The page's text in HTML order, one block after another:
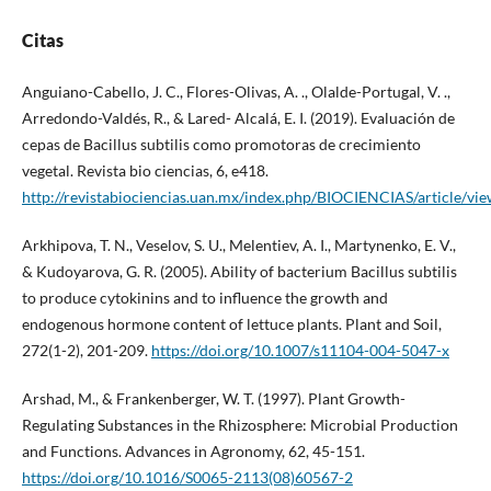
Citas
Anguiano-Cabello, J. C., Flores-Olivas, A. ., Olalde-Portugal, V. .,
Arredondo-Valdés, R., & Lared- Alcalá, E. I. (2019). Evaluación de
cepas de Bacillus subtilis como promotoras de crecimiento
vegetal. Revista bio ciencias, 6, e418.
http://revistabiociencias.uan.mx/index.php/BIOCIENCIAS/article/
Arkhipova, T. N., Veselov, S. U., Melentiev, A. I., Martynenko, E. V.,
& Kudoyarova, G. R. (2005). Ability of bacterium Bacillus subtilis
to produce cytokinins and to influence the growth and
endogenous hormone content of lettuce plants. Plant and Soil,
272(1-2), 201-209. https://doi.org/10.1007/s11104-004-5047-x
Arshad, M., & Frankenberger, W. T. (1997). Plant Growth-
Regulating Substances in the Rhizosphere: Microbial Production
and Functions. Advances in Agronomy, 62, 45-151.
https://doi.org/10.1016/S0065-2113(08)60567-2